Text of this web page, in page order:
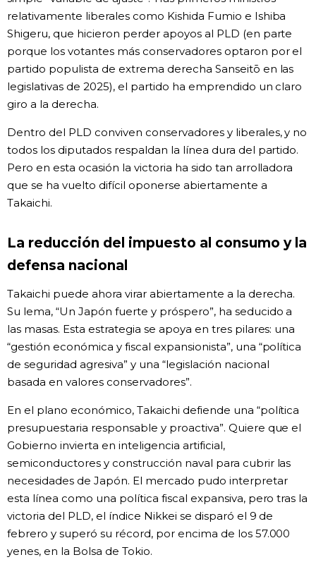
relativamente liberales como Kishida Fumio e Ishiba
Shigeru, que hicieron perder apoyos al PLD (en parte
porque los votantes más conservadores optaron por el
partido populista de extrema derecha Sanseitō en las
legislativas de 2025), el partido ha emprendido un claro
giro a la derecha.
Dentro del PLD conviven conservadores y liberales, y no
todos los diputados respaldan la línea dura del partido.
Pero en esta ocasión la victoria ha sido tan arrolladora
que se ha vuelto difícil oponerse abiertamente a
Takaichi.
La reducción del impuesto al consumo y la
defensa nacional
Takaichi puede ahora virar abiertamente a la derecha.
Su lema, “Un Japón fuerte y próspero”, ha seducido a
las masas. Esta estrategia se apoya en tres pilares: una
“gestión económica y fiscal expansionista”, una “política
de seguridad agresiva” y una “legislación nacional
basada en valores conservadores”.
En el plano económico, Takaichi defiende una “política
presupuestaria responsable y proactiva”. Quiere que el
Gobierno invierta en inteligencia artificial,
semiconductores y construcción naval para cubrir las
necesidades de Japón. El mercado pudo interpretar
esta línea como una política fiscal expansiva, pero tras la
victoria del PLD, el índice Nikkei se disparó el 9 de
febrero y superó su récord, por encima de los 57.000
yenes, en la Bolsa de Tokio.